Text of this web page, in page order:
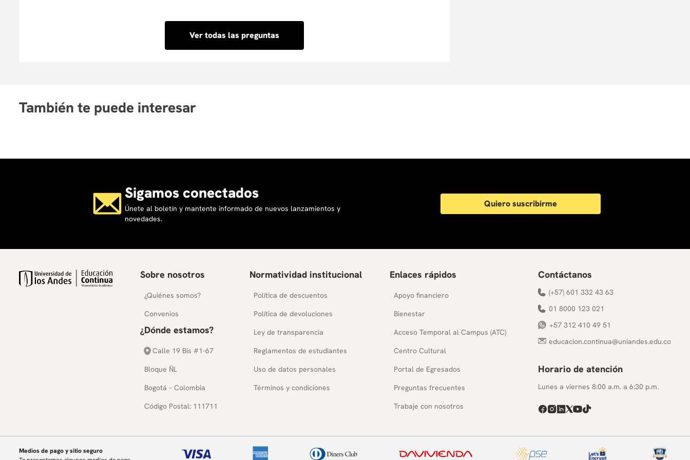
completar tu inscripción y pago en línea de forma rápida y segura.
Ver todas las preguntas
También te puede interesar
Sigamos conectados
Únete al boletín y mantente informado de nuevos lanzamientos y
novedades.
Quiero suscribirme
Sobre nosotros
¿Quiénes somos?
Convenios
¿Dónde estamos?
Calle 19 Bis #1-67
Bloque ÑL
Bogotá – Colombia
Código Postal: 111711
Normatividad institucional
Política de descuentos
Política de devoluciones
Ley de transparencia
Reglamentos de estudiantes
Uso de datos personales
Términos y condiciones
Enlaces rápidos
Apoyo financiero
Bienestar
Acceso Temporal al Campus (ATC)
Centro Cultural
Portal de Egresados
Preguntas frecuentes
Trabaje con nosotros
Contáctanos
(+57) 601 332 43 63
01 8000 123 021
+57 312 410 49 51
educacion.continua@uniandes.edu.co
Horario de atención
Lunes a viernes 8:00 a.m. a 6:30 p.m.
Medios de pago y sitio seguro